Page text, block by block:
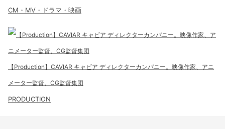
CM・MV・ドラマ・映画
【Production】CAVIAR キャビア ディレクターカンパニー。映像作家、アニ
メーター監督、CG監督集団
PRODUCTION